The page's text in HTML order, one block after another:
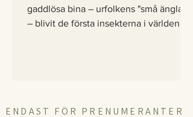
gaddlösa bina – urfolkens "små änglar"
– blivit de första insekterna i världen att
ENDAST FÖR PRENUMERANTER